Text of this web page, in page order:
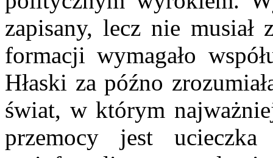
zapisany, lecz nie musiał
formacji wymagało
Hłaski za późno
świat, w którym
przemocy jest ucieczka